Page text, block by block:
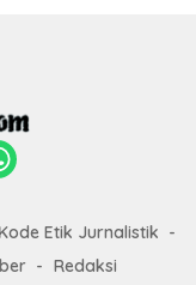
Etik Jurnalistik
Redaksi